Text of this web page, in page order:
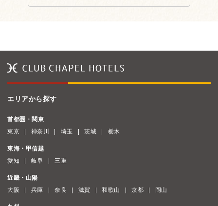
エリアから探す
首都圏・関東
東京
神奈川 埼玉 茨城 栃木
東海・甲信越
愛知
岐阜 三重
近畿・山陽
大阪
兵庫 奈良 滋賀 和歌山 京都 岡山